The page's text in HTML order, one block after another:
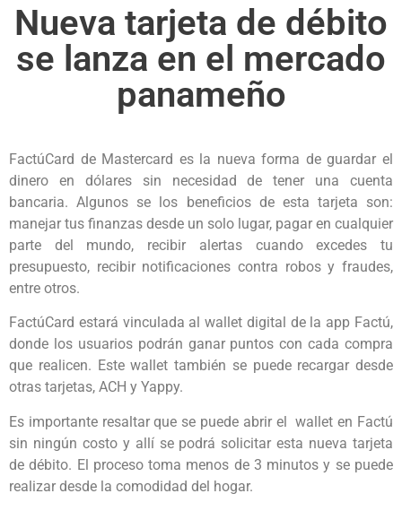
Nueva tarjeta de débito
se lanza en el mercado
panameño
FactúCard de Mastercard es la nueva forma de guardar el
dinero en dólares sin necesidad de tener una cuenta
bancaria. Algunos se los beneficios de esta tarjeta son:
manejar tus finanzas desde un solo lugar, pagar en cualquier
parte del mundo, recibir alertas cuando excedes tu
presupuesto, recibir notificaciones contra robos y fraudes,
entre otros.
FactúCard estará vinculada al wallet digital de la app Factú,
donde los usuarios podrán ganar puntos con cada compra
que realicen. Este wallet también se puede recargar desde
otras tarjetas, ACH y Yappy.
Es importante resaltar que se puede abrir el wallet en Factú
sin ningún costo y allí se podrá solicitar esta nueva tarjeta
de débito. El proceso toma menos de 3 minutos y se puede
realizar desde la comodidad del hogar.